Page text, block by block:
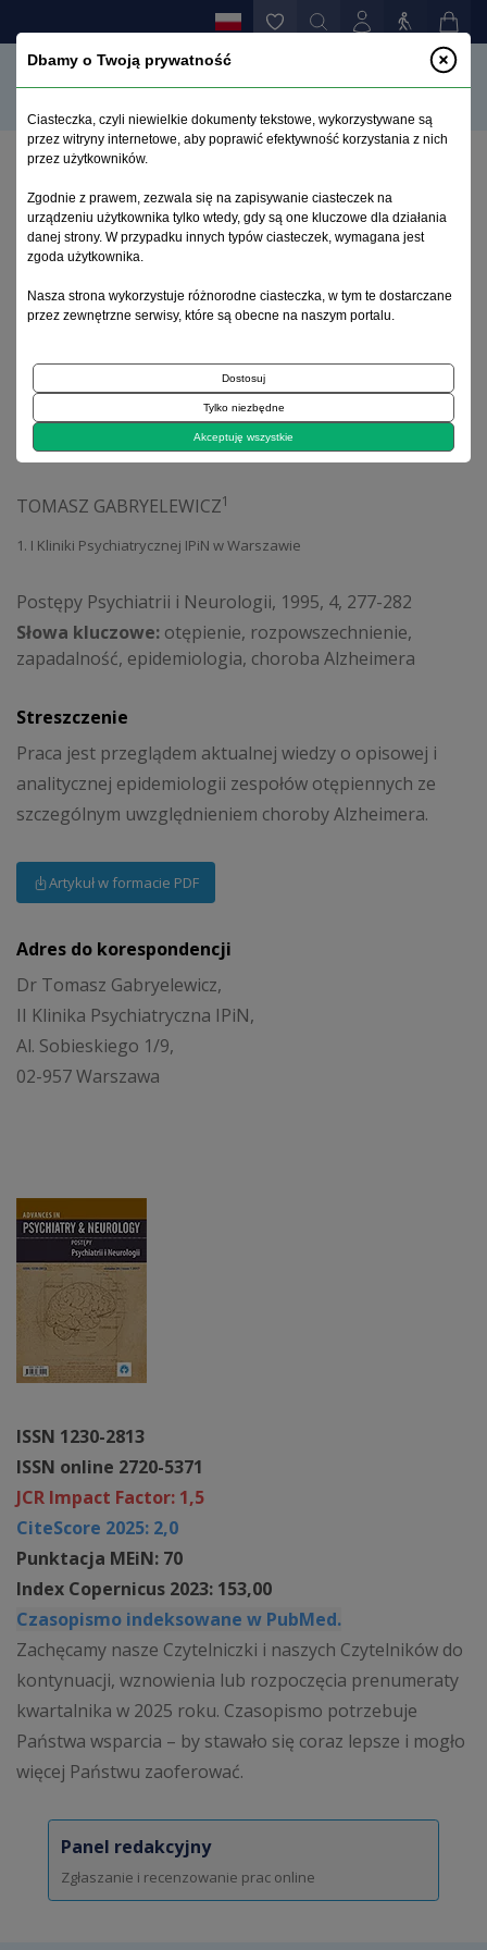
ISSN 1230-2813
ISSN online 2720-5371
JCR Impact Factor: 1,5
CiteScore 2025: 2,0
Punktacja MEiN: 70
Index Copernicus 2023: 153,00
Czasopismo indeksowane w PubMed.
Zachęcamy nasze Czytelniczki i naszych Czytelników do
kontynuacji, wznowienia lub rozpoczęcia prenumeraty
kwartalnika w 2025 roku. Czasopismo potrzebuje
Państwa wsparcia – by stawało się coraz lepsze i mogło
więcej Państwu zaoferować.
Panel redakcyjny
Zgłaszanie i recenzowanie prac online
Epidemiologia zespołów otępiennych
Archiwum 1992–2014
Zagadnienia psychogeriatrii
Epidemiologia zespołów otępiennych
TOMASZ GABRYELEWICZ1
1. I Kliniki Psychiatrycznej IPiN w Warszawie
Postępy Psychiatrii i Neurologii, 1995, 4, 277-282
Słowa kluczowe: otępienie, rozpowszechnienie,
zapadalność, epidemiologia, choroba Alzheimera
Streszczenie
Praca jest przeglądem aktualnej wiedzy o opisowej i
analitycznej epidemiologii zespołów otępiennych ze
szczególnym uwzględnieniem choroby Alzheimera.
Artykuł w formacie PDF
Adres do korespondencji
Dr Tomasz Gabryelewicz,
II Klinika Psychiatryczna IPiN,
Al. Sobieskiego 1/9,
02-957 Warszawa
Dbamy o Twoją prywatność
Ciasteczka, czyli niewielkie dokumenty tekstowe, wykorzystywane są
przez witryny internetowe, aby poprawić efektywność korzystania z nich
przez użytkowników.
Zgodnie z prawem, zezwala się na zapisywanie ciasteczek na
urządzeniu użytkownika tylko wtedy, gdy są one kluczowe dla działania
danej strony. W przypadku innych typów ciasteczek, wymagana jest
zgoda użytkownika.
Nasza strona wykorzystuje różnorodne ciasteczka, w tym te dostarczane
przez zewnętrzne serwisy, które są obecne na naszym portalu.
Dostosuj
Tylko niezbędne
Akceptuję wszystkie